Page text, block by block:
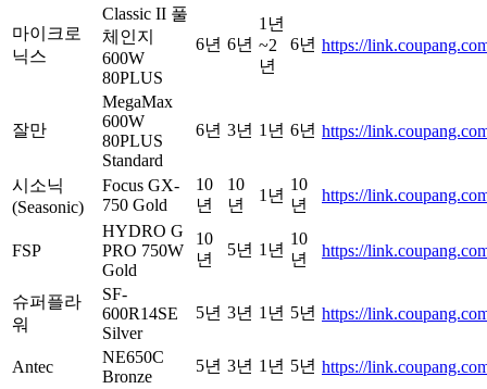
마이크로
닉스
Classic II 풀
체인지
600W
80PLUS
6년 6년
1년
~2
년
6년 https://
잘만
MegaMax
600W
80PLUS
Standard
6년 3년 1년 6년 https://
시소닉
(Seasonic)
Focus GX-
750 Gold
10
년
10
년
1년
10
년
https://
FSP
HYDRO G
PRO 750W
Gold
10
년
5년 1년
10
년
https://
슈퍼플라
워
SF-
600R14SE
Silver
5년 3년 1년 5년 https://
Antec
NE650C
Bronze
5년 3년 1년 5년 https://